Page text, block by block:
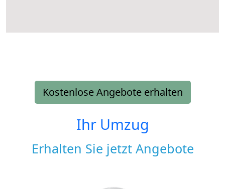
Kostenlose Angebote erhalten
Ihr Umzug
Erhalten Sie jetzt Angebote